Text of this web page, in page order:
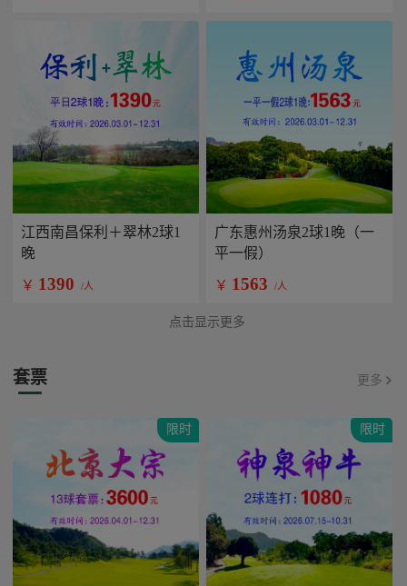
江西南昌保利＋翠林2球1
晚
￥ 1390 /人
广东惠州汤泉2球1晚（一
平一假）
￥ 1563 /人
点击显示更多
套票 更多
限时 限时